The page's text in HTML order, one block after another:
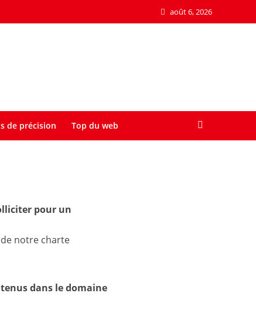
août 6, 2026
de précision Top du web
pour un
notre charte
dans le domaine